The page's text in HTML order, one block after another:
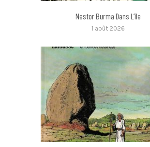
Nestor Burma Dans L’île
1 août 2026